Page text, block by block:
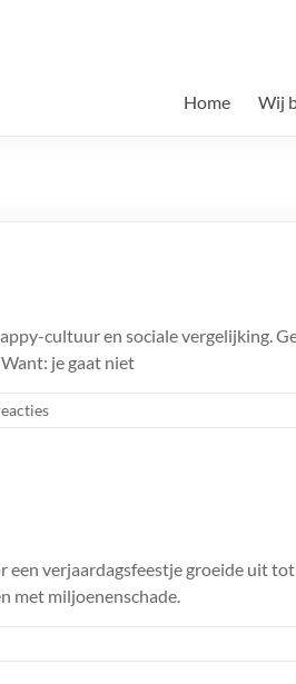
Home Wij
cultuur en sociale vergelijking.
je gaat niet
verjaardagsfeestje groeide uit
met miljoenenschade.